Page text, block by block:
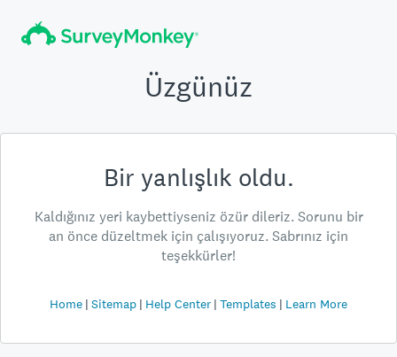
Üzgünüz
Bir yanlışlık oldu.
Kaldığınız yeri kaybettiyseniz özür dileriz. Sorunu bir
an önce düzeltmek için çalışıyoruz. Sabrınız için
teşekkürler!
Home Sitemap Help Center Templates Learn More